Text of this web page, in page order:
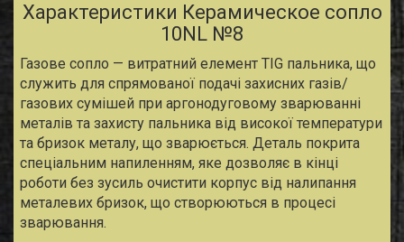
Характеристики Керамическое сопло
10NL №8
Газове сопло — витратний елемент TIG пальника, що
служить для спрямованої подачі захисних газів/
газових сумішей при аргонодуговому зварюванні
металів та захисту пальника від високої температури
та бризок металу, що зварюється. Деталь покрита
спеціальним напиленням, яке дозволяє в кінці
роботи без зусиль очистити корпус від налипання
металевих бризок, що створюються в процесі
зварювання.